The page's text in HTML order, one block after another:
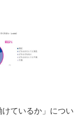
ているか」につい